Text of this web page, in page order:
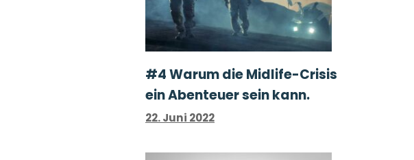
#4 Warum die Midlife-Crisis
ein Abenteuer sein kann.
22. Juni 2022